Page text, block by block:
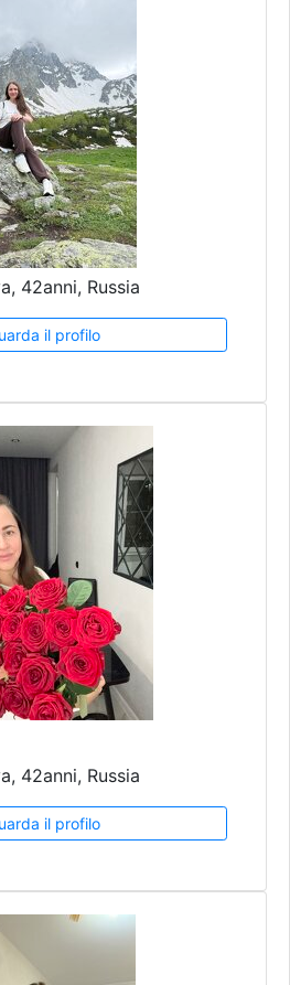
42anni, Russia
il profilo
42anni, Russia
il profilo